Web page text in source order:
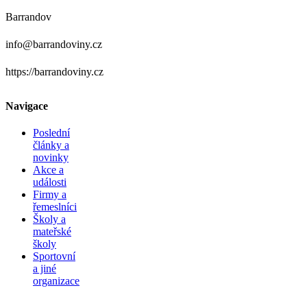
Barrandov
info@barrandoviny.cz
https://barrandoviny.cz
Navigace
Poslední
články a
novinky
Akce a
události
Firmy a
řemeslníci
Školy a
mateřské
školy
Sportovní
a jiné
organizace